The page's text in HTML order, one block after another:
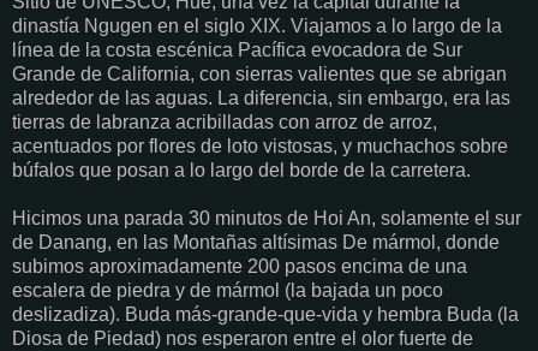
dinastía Ngugen en el siglo XIX. Viajamos a lo largo de la
línea de la costa escénica Pacífica evocadora de Sur
Grande de California, con sierras valientes que se abrigan
alrededor de las aguas. La diferencia, sin embargo, era las
tierras de labranza acribilladas con arroz de arroz,
acentuados por flores de loto vistosas, y muchachos sobre
búfalos que posan a lo largo del borde de la carretera.
Hicimos una parada 30 minutos de Hoi An, solamente el sur
de Danang, en las Montañas altísimas De mármol, donde
subimos aproximadamente 200 pasos encima de una
escalera de piedra y de mármol (la bajada un poco
deslizadiza). Buda más-grande-que-vida y hembra Buda (la
Diosa de Piedad) nos esperaron entre el olor fuerte de